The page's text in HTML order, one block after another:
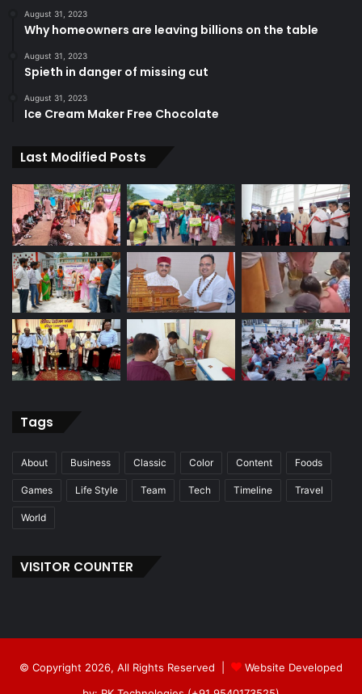
August 31, 2023
Why homeowners are leaving billions on the table
August 31, 2023
Spieth in danger of missing cut
August 31, 2023
Ice Cream Maker Free Chocolate
Last Modified Posts
Tags
About Business Classic Color Content Foods
Games Life Style Team Tech Timeline Travel
World
VISITOR COUNTER
© Copyright 2026, All Rights Reserved |
Website Developed